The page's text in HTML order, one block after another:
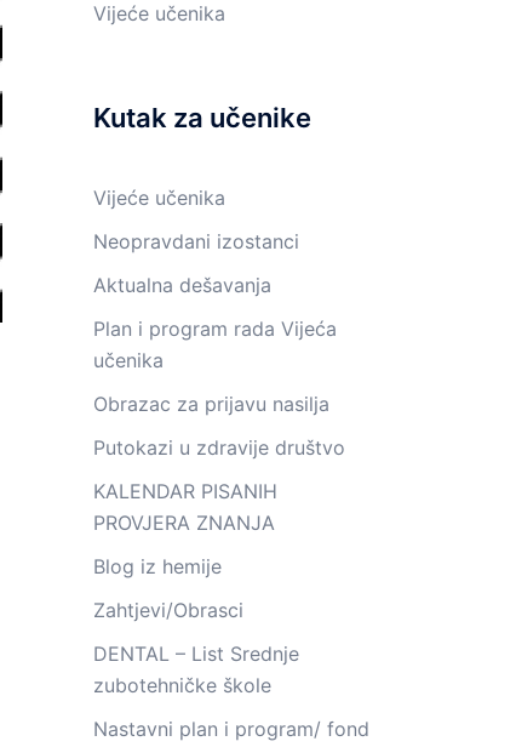
Vijeće učenika
Kutak za učenike
Vijeće učenika
Neopravdani izostanci
Aktualna dešavanja
Plan i program rada Vijeća
učenika
Obrazac za prijavu nasilja
Putokazi u zdravije društvo
KALENDAR PISANIH
PROVJERA ZNANJA
Blog iz hemije
Zahtjevi/Obrasci
DENTAL – List Srednje
zubotehničke škole
Nastavni plan i program/ fond